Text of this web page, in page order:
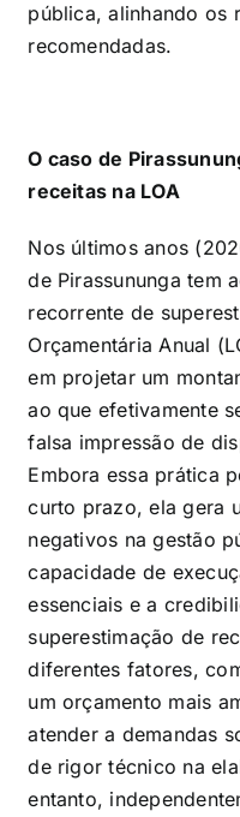
pública, alinhando os
recomendadas.
O caso de
receitas na LOA
Nos últimos anos
de Pirassununga tem
recorrente de
Orçamentária Anual
em projetar um
ao que efetivamente
falsa impressão de
Embora essa prática
curto prazo, ela gera
negativos na gestão
capacidade de
essenciais e a
superestimação de
diferentes fatores,
um orçamento mais
atender a demandas
de rigor técnico na
entanto,